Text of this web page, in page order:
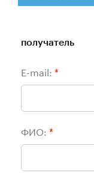
получатель
E-mail: *
ФИО: *